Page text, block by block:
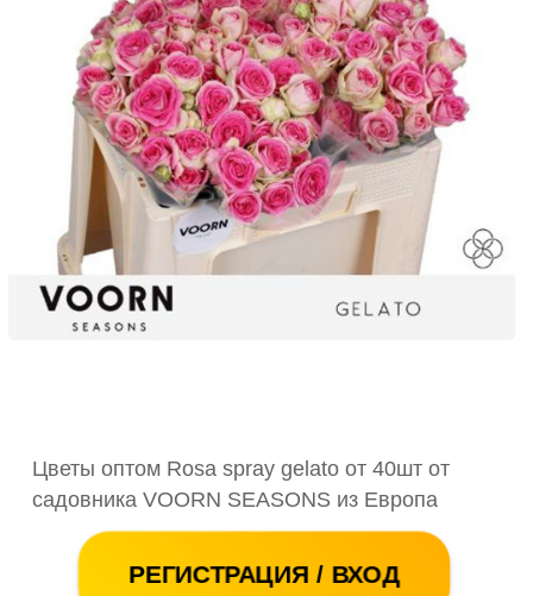
Цветы оптом Rosa spray gelato от 40шт от
садовника VOORN SEASONS из Европа
РЕГИСТРАЦИЯ / ВХОД